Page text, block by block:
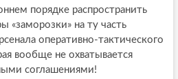
порядке распространить
на ту часть
оперативно-тактического
вообще не охватывается
соглашениями!